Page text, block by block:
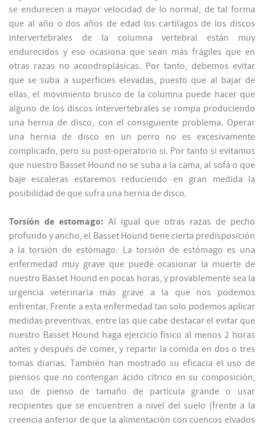
se endurecen a mayor velocidad de lo normal, de tal forma
que al año o dos años de edad los cartílagos de los discos
intervertebrales de la columna vertebral están muy
endurecidos y eso ocasiona que sean más frágiles que en
otras razas no acondroplásicas. Por tanto, debemos evitar
que se suba a superficies elevadas, puesto que al bajar de
ellas, el movimiento brusco de la columna puede hacer que
alguno de los discos intervertebrales se rompa produciendo
una hernia de disco, con el consiguiente problema. Operar
una hernia de disco en un perro no es excesivamente
complicado, pero su post-operatorio si. Por tanto si evitamos
que nuestro Basset Hound no se suba a la cama, al sofá o que
baje escaleras estaremos reduciendo en gran medida la
posibilidad de que sufra una hernia de disco.
Torsión de estomago: Al igual que otras razas de pecho
profundo y ancho, el Basset Hound tiene cierta predisposición
a la torsión de estómago. La torsión de estómago es una
enfermedad muy grave que puede ocasionar la muerte de
nuestro Basset Hound en pocas horas, y provablemente sea la
urgencia veterinaria más grave a la que nos podemos
enfrentar. Frente a esta enfermedad tan solo podemos aplicar
medidas preventivas, entre las que cabe destacar el evitar que
nuestro Basset Hound haga ejercicio físico al menos 2 horas
antes y después de comer, y repartir la comida en dos o tres
tomas diarias. También han mostrado su eficacia el uso de
piensos que no contengan ácido cítrico en su composición,
uso de pienso de tamaño de partícula grande o usar
recipientes que se encuentren a nivel del suelo (frente a la
creencia anterior de que la alimentación con cuencos elvados